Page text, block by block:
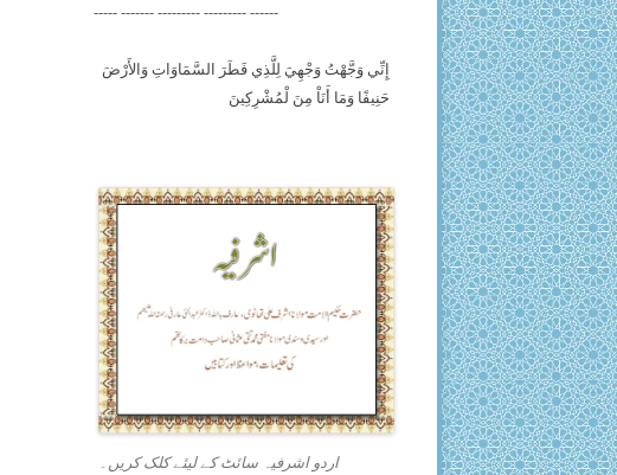
----- ------- --------- --------- ------
إِنِّي وَجَّهْتُ وَجْهِيَ لِلَّذِي فَطَرَ السَّمَاوَاتِ وَالأَرْضَ
حَنِيفًا وَمَا أَنَاْ مِنَ لْمُشْرِكِينَ
اردو اشرفیہ سائٹ کے لیئے کلک کریں۔